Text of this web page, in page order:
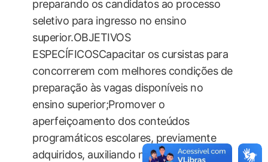
preparando os candidatos ao processo
seletivo para ingresso no ensino
superior.OBJETIVOS
ESPECÍFICOSCapacitar os cursistas para
concorrerem com melhores condições de
preparação às vagas disponíveis no
ensino superior;Promover o
aperfeiçoamento dos conteúdos
programáticos escolares, previamente
adquiridos, auxiliando no ingresso no